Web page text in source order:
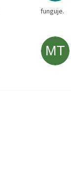
funguje.
MT